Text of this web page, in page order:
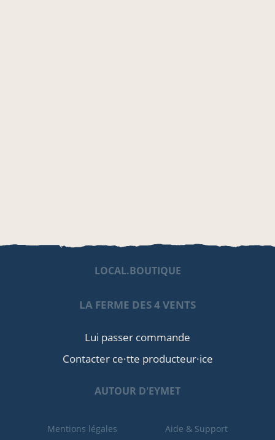
LOCAL.BOUTIQUE
LA FERME DES 4 VENTS
Lui passer commande
Contacter ce·tte producteur·ice
AUTOUR D'EYMET
Mentions légales Aide & Support